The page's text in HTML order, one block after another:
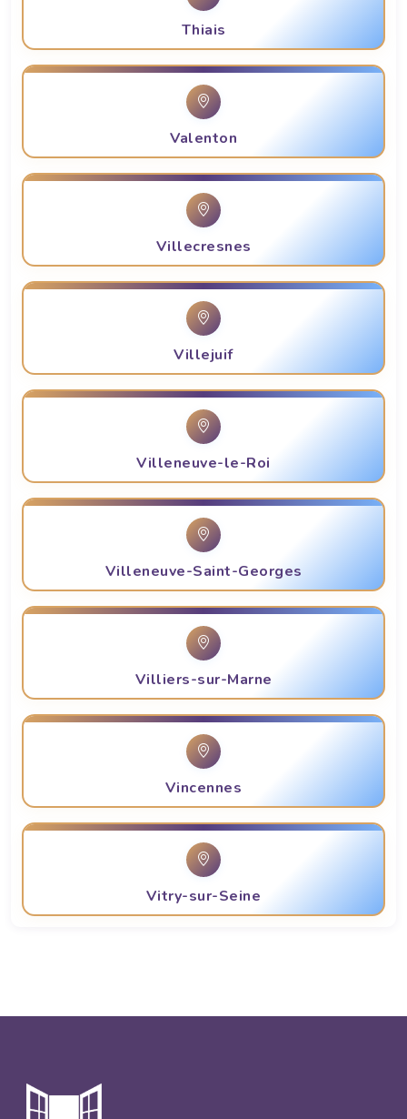
Thiais
Valenton
Villecresnes
Villejuif
Villeneuve-le-Roi
Villeneuve-Saint-Georges
Villiers-sur-Marne
Vincennes
Vitry-sur-Seine